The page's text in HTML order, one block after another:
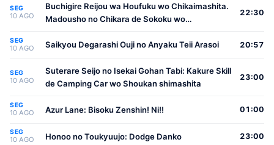
SEG
10 AGO
Buchigire Reijou wa Houfuku wo Chikaimashita.
Madousho no Chikara de Sokoku wo
22:30
SEG
10 AGO Saikyou Degarashi Ouji no Anyaku Teii Arasoi 20:57
SEG
10 AGO
Suterare Seijo no Isekai Gohan Tabi: Kakure Skill
de Camping Car wo Shoukan shimashita
23:00
SEG
10 AGO Azur Lane: Bisoku Zenshin! Ni!! 01:00
SEG
10 AGO Honoo no Toukyuujo: Dodge Danko 23:00